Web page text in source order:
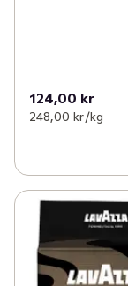
124,00 kr
248,00 kr /kg